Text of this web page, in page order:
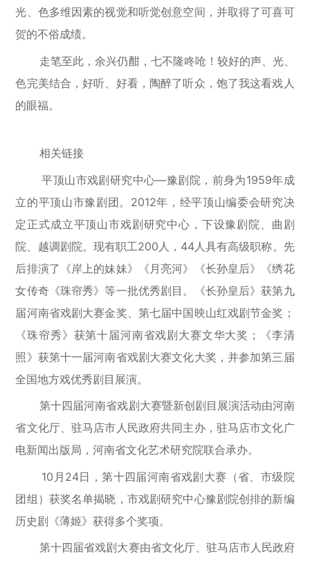
光、色多维因素的视觉和听觉创意空间，并取得了可喜可
贺的不俗成绩。
走笔至此，余兴仍酣，七不隆咚呛！较好的声、光、
色完美结合，好听、好看，陶醉了听众，饱了我这看戏人
的眼福。
相关链接
平顶山市戏剧研究中心—豫剧院，前身为1959年成
立的平顶山市豫剧团。2012年，经平顶山编委会研究决
定正式成立平顶山市戏剧研究中心，下设豫剧院、曲剧
院、越调剧院。现有职工200人，44人具有高级职称。先
后排演了《岸上的妹妹》《月亮河》《长孙皇后》《绣花
女传奇《珠帘秀》等一批优秀剧目。《长孙皇后》获第九
届河南省戏剧大赛金奖、第七届中国映山红戏剧节金奖；
《珠帘秀》获第十届河南省戏剧大赛文华大奖；《李清
照》获第十一届河南省戏剧大赛文化大奖，并参加第三届
全国地方戏优秀剧目展演。
第十四届河南省戏剧大赛暨新创剧目展演活动由河南
省文化厅、驻马店市人民政府共同主办，驻马店市文化广
电新闻出版局，河南省文化艺术研究院联合承办。
10月24日，第十四届河南省戏剧大赛（省、市级院
团组）获奖名单揭晓，市戏剧研究中心豫剧院创排的新编
历史剧《薄姬》获得多个奖项。
第十四届省戏剧大赛由省文化厅、驻马店市人民政府